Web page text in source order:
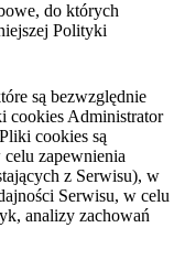
do których
Polityki
są bezwzględnie
cookies Administrator
cookies są
zapewnienia
z Serwisu), w
Serwisu, w celu
analizy zachowań